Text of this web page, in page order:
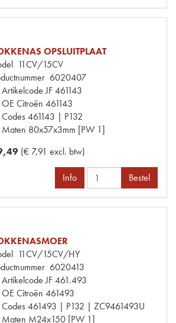
OPSLUITPLAAT
11CV/15CV
6020407
Artikelcode JF461143
OE Citroën 461143
Codes461143 | P132
Maten 80x57x3mm [PW 1]
(€ 7,91 excl. btw)
Info Bestel
11CV/15CV/HY
6020413
Artikelcode JF461.493
OE Citroën 461493
Codes461493 | P132 | ZC9461493U
Maten M24x150 [PW 1]